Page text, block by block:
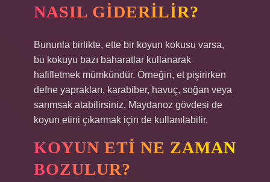
NASIL GIDERILIR?
Bununla birlikte, ette bir koyun kokusu varsa,
bu kokuyu bazı baharatlar kullanarak
hafifletmek mümkündür. Örneğin, et pişirirken
defne yaprakları, karabiber, havuç, soğan veya
sarımsak atabilirsiniz. Maydanoz gövdesi de
koyun etini çıkarmak için de kullanılabilir.
KOYUN ETI NE ZAMAN
BOZULUR?